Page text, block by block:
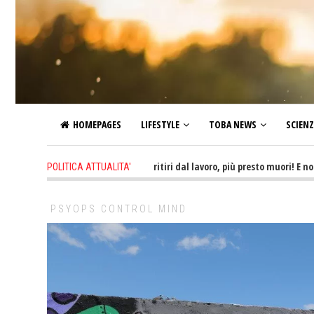
HOMEPAGES LIFESTYLE TOBA NEWS
POLITICA ATTUALITA'
3 hours ago - Più tardi ti ritiri dal lavoro, più presto muori! E non ti godi
PSYOPS CONTROL MIND